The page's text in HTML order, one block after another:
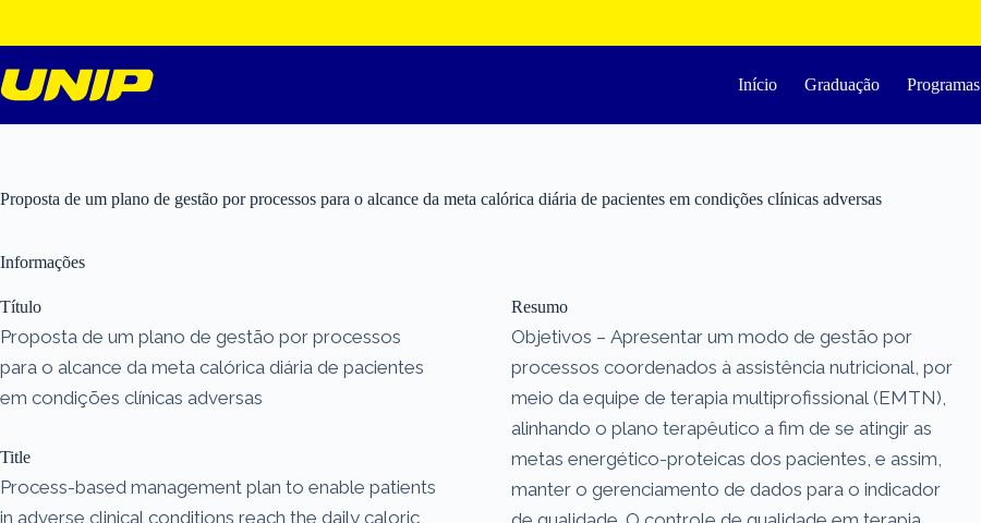
o
conteúdo
Início Graduação Programas
Proposta de um plano de gestão por processos para o alcance da meta calórica diária de pacientes em condições clínicas adversas
Informações
Título
Proposta de um plano de gestão por processos
para o alcance da meta calórica diária de pacientes
em condições clínicas adversas
Title
Process-based management plan to enable patients
in adverse clinical conditions reach the daily caloric
Resumo
Objetivos – Apresentar um modo de gestão por
processos coordenados à assistência nutricional, por
meio da equipe de terapia multiprofissional (EMTN),
alinhando o plano terapêutico a fim de se atingir as
metas energético-proteicas dos pacientes, e assim,
manter o gerenciamento de dados para o indicador